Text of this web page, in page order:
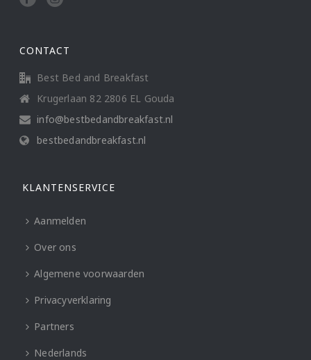
CONTACT
Best Bed and Breakfast
Krugerlaan 82 2806 EL Gouda
info@bestbedandbreakfast.nl
bestbedandbreakfast.nl
KLANTENSERVICE
Aanmelden
Over ons
Algemene voorwaarden
Privacyverklaring
Partners
Nederlands